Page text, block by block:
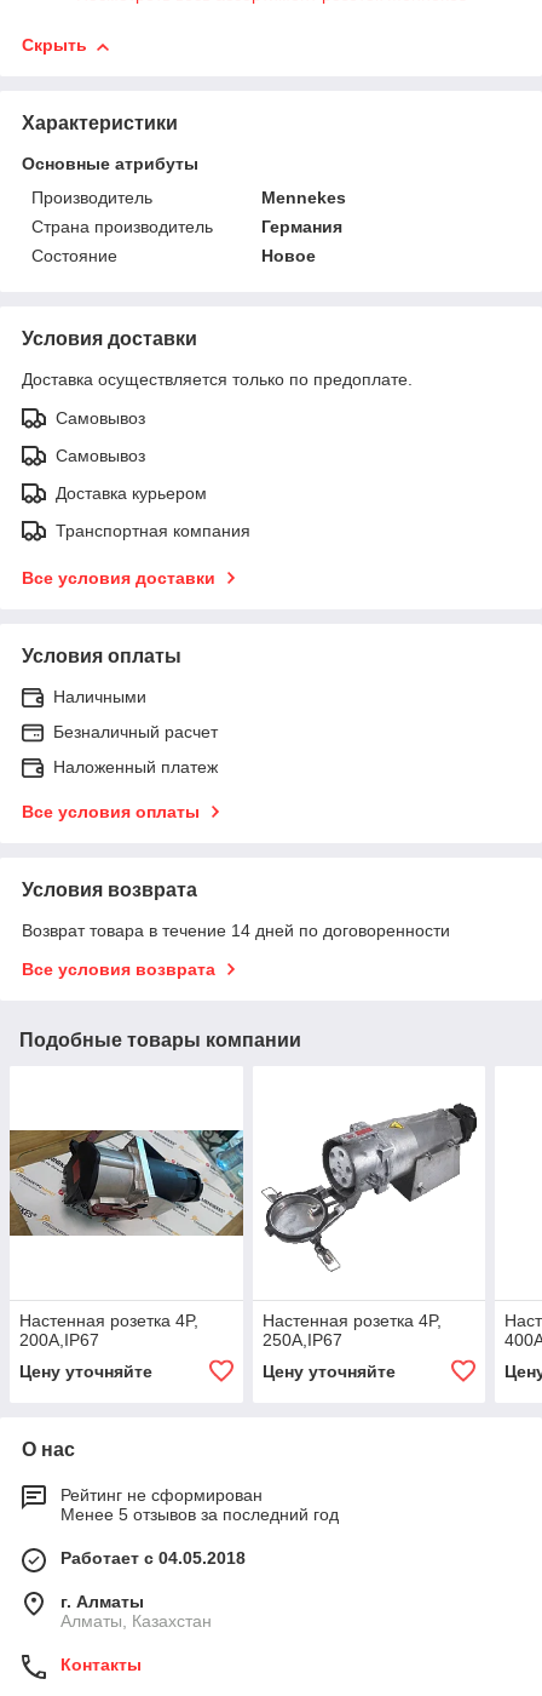
Скрыть
Характеристики
Основные атрибуты
Производитель
Mennekes
Страна производитель
Германия
Состояние
Новое
Условия доставки
Доставка осуществляется только по предоплате.
Самовывоз
Самовывоз
Доставка курьером
Транспортная компания
Все условия доставки
Условия оплаты
Наличными
Безналичный расчет
Наложенный платеж
Все условия оплаты
Условия возврата
Возврат товара в течение 14 дней по договоренности
Все условия возврата
Подобные товары компании
Настенная розетка 4P,
200A,IP67
Цену уточняйте
Настенная розетка 4P,
250A,IP67
Цену уточняйте
О нас
Рейтинг не сформирован
Менее 5 отзывов за последний год
Работает с 04.05.2018
г. Алматы
Алматы, Казахстан
Контакты